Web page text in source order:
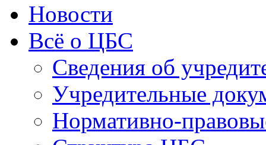
Новости
Всё о ЦБС
Сведения об
Учредительные
Нормативно-